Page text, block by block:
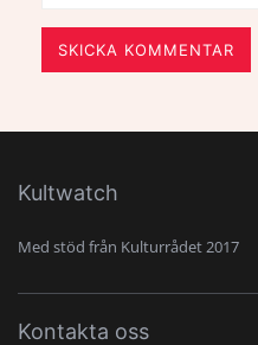
SKICKA KOMMENTAR
Kultwatch
Med stöd från Kulturrådet 2017
Kontakta oss